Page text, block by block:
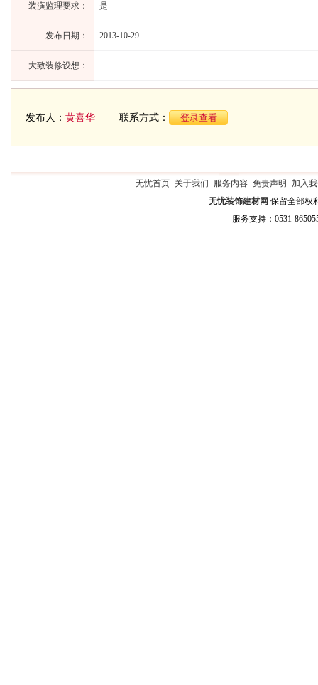
装潢监理要求： 是
发布日期： 2013-10-29
大致装修设想：
发布人： 黄喜华 联系方式： 登录查看
无忧首页· 关于我们· 服务内容· 免责声明 · 加入
无忧装饰建材网 保留全部权
服务支持：0531-